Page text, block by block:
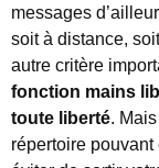
messages
soit à distance,
autre critère
fonction mains
toute liberté.
répertoire